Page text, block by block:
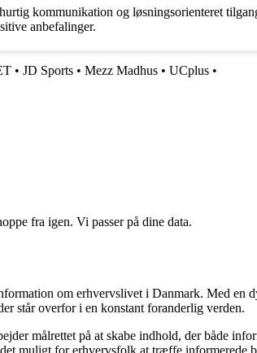
kommunikation og løsningsorienteret
anbefalinger.
• JD Sports • Mezz Madhus • UCplus •
fra igen. Vi passer på dine data.
om erhvervslivet i Danmark. Med
står overfor i en konstant foranderlig verden.
målrettet på at skabe indhold, der både
muligt for erhvervsfolk at træffe